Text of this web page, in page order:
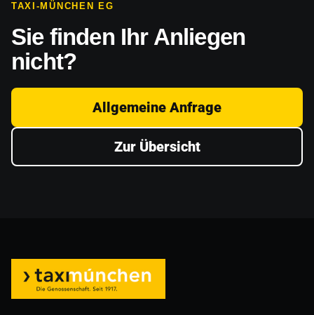
TAXI-MÜNCHEN EG
Sie finden Ihr Anliegen
nicht?
Allgemeine Anfrage
Zur Übersicht